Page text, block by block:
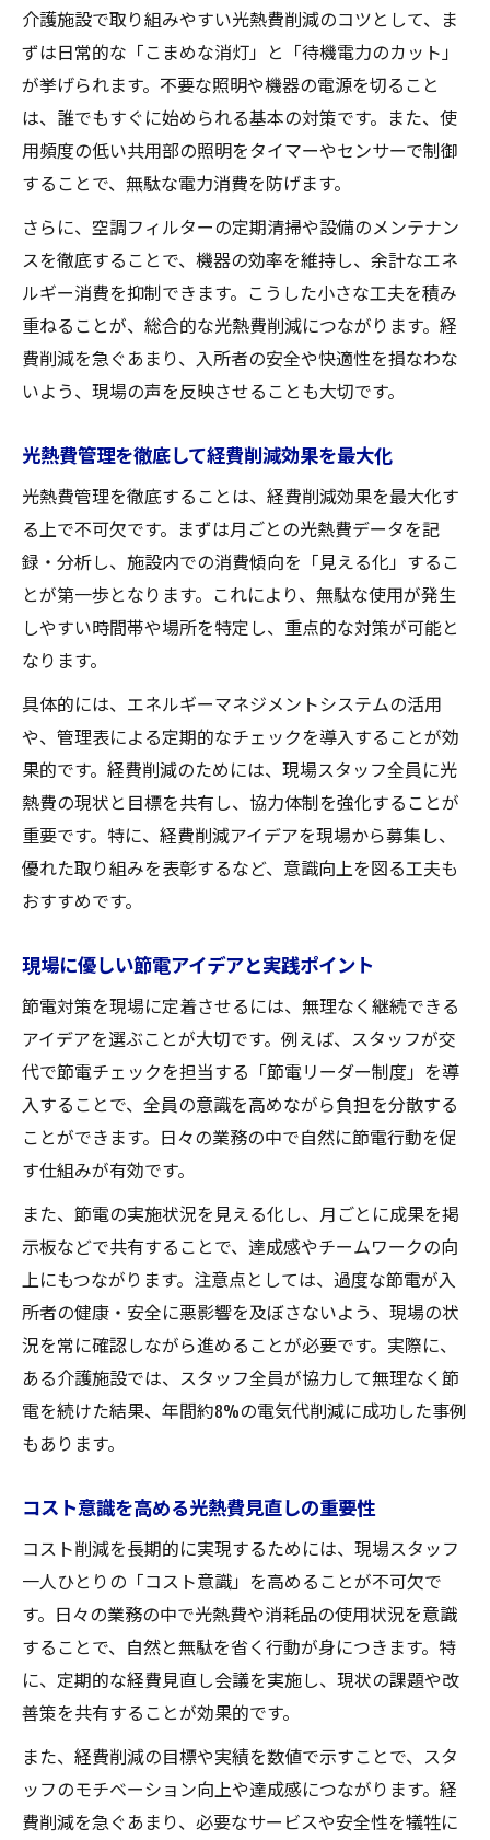
介護施設で取り組みやすい光熱費削減のコツとして、ま
ずは日常的な「こまめな消灯」と「待機電力のカット」
が挙げられます。不要な照明や機器の電源を切ること
は、誰でもすぐに始められる基本の対策です。また、使
用頻度の低い共用部の照明をタイマーやセンサーで制御
することで、無駄な電力消費を防げます。
さらに、空調フィルターの定期清掃や設備のメンテナン
スを徹底することで、機器の効率を維持し、余計なエネ
ルギー消費を抑制できます。こうした小さな工夫を積み
重ねることが、総合的な光熱費削減につながります。経
費削減を急ぐあまり、入所者の安全や快適性を損なわな
いよう、現場の声を反映させることも大切です。
光熱費管理を徹底して経費削減効果を最大化
光熱費管理を徹底することは、経費削減効果を最大化す
る上で不可欠です。まずは月ごとの光熱費データを記
録・分析し、施設内での消費傾向を「見える化」するこ
とが第一歩となります。これにより、無駄な使用が発生
しやすい時間帯や場所を特定し、重点的な対策が可能と
なります。
具体的には、エネルギーマネジメントシステムの活用
や、管理表による定期的なチェックを導入することが効
果的です。経費削減のためには、現場スタッフ全員に光
熱費の現状と目標を共有し、協力体制を強化することが
重要です。特に、経費削減アイデアを現場から募集し、
優れた取り組みを表彰するなど、意識向上を図る工夫も
おすすめです。
現場に優しい節電アイデアと実践ポイント
節電対策を現場に定着させるには、無理なく継続できる
アイデアを選ぶことが大切です。例えば、スタッフが交
代で節電チェックを担当する「節電リーダー制度」を導
入することで、全員の意識を高めながら負担を分散する
ことができます。日々の業務の中で自然に節電行動を促
す仕組みが有効です。
また、節電の実施状況を見える化し、月ごとに成果を掲
示板などで共有することで、達成感やチームワークの向
上にもつながります。注意点としては、過度な節電が入
所者の健康・安全に悪影響を及ぼさないよう、現場の状
況を常に確認しながら進めることが必要です。実際に、
ある介護施設では、スタッフ全員が協力して無理なく節
電を続けた結果、年間約8%の電気代削減に成功した事例
もあります。
コスト意識を高める光熱費見直しの重要性
コスト削減を長期的に実現するためには、現場スタッフ
一人ひとりの「コスト意識」を高めることが不可欠で
す。日々の業務の中で光熱費や消耗品の使用状況を意識
することで、自然と無駄を省く行動が身につきます。特
に、定期的な経費見直し会議を実施し、現状の課題や改
善策を共有することが効果的です。
また、経費削減の目標や実績を数値で示すことで、スタ
ッフのモチベーション向上や達成感につながります。経
費削減を急ぐあまり、必要なサービスや安全性を犠牲に